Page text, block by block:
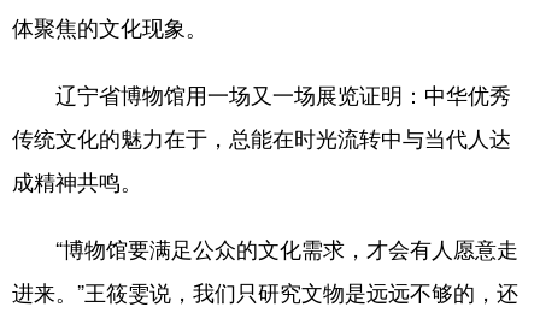
体聚焦的文化现象。
辽宁省博物馆用一场又一场展览证明：中华优秀
传统文化的魅力在于，总能在时光流转中与当代人达
成精神共鸣。
“博物馆要满足公众的文化需求，才会有人愿意走
进来。”王筱雯说，我们只研究文物是远远不够的，还